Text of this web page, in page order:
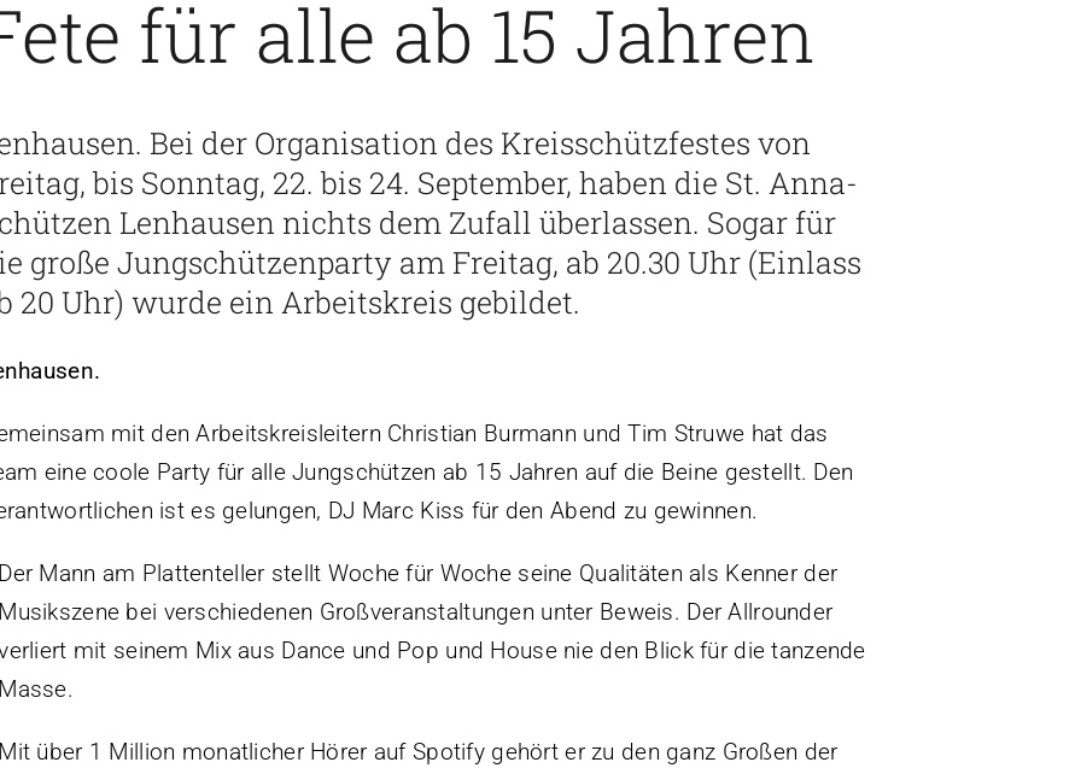
für alle ab 15 Jahren
Bei der Organisation des Kreisschützfestes von
bis Sonntag, 22. bis 24. September, haben die St. Anna-
Lenhausen nichts dem Zufall überlassen. Sogar für
große Jungschützenparty am Freitag, ab 20.30 Uhr (Einlass
20 Uhr) wurde ein Arbeitskreis gebildet.
mit den Arbeitskreisleitern Christian Burmann und Tim Struwe hat das
eine coole Party für alle Jungschützen ab 15 Jahren auf die Beine gestellt. Den
ist es gelungen, DJ Marc Kiss für den Abend zu gewinnen.
Mann am Plattenteller stellt Woche für Woche seine Qualitäten als Kenner der
bei verschiedenen Großveranstaltungen unter Beweis. Der Allrounder
mit seinem Mix aus Dance und Pop und House nie den Blick für die tanzende
über 1 Million monatlicher Hörer auf Spotify gehört er zu den ganz Großen der